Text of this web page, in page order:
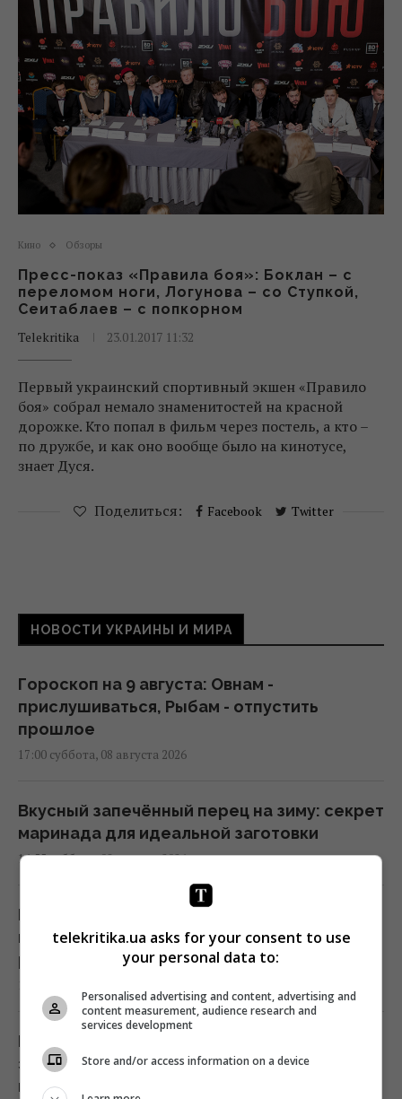
Кино Обзоры
Пресс-показ «Правила боя»: Боклан – с
переломом ноги, Логунова – со Ступкой,
Сеитаблаев – с попкорном
Telekritika
23.01.2017 11:32
Первый украинский спортивный экшен «Правило
боя» собрал немало знаменитостей на красной
дорожке. Кто попал в фильм через постель, а кто –
по дружбе, и как оно вообще было на кинотусе,
знает Дуся.
Поделиться: Facebook Twitter
НОВОСТИ УКРАИНЫ И МИРА
Гороскоп на 9 августа: Овнам -
прислушиваться, Рыбам - отпустить
прошлое
17:00 суббота, 08 августа 2026
Вкусный запечённый перец на зиму: секрет
маринада для идеальной заготовки
16:55 суббота, 08 августа 2026
К 2030 году в Украине станет на треть
меньше первоклассников: эксперт
рассказала о рисках
Россия готовит мощный удар по
энергетике Киева до 24 августа, -
мониторы
telekritika.ua asks for your consent to use
your personal data to:
Personalised advertising and content, advertising and
content measurement, audience research and
services development
Store and/or access information on a device